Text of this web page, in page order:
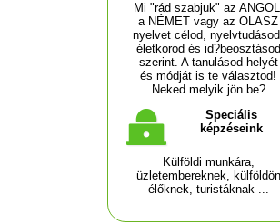
Mi "rád szabjuk" az
a NÉMET vagy az OLASZ
nyelvet célod,
életkorod és id?beosztásod
szerint. A tanulásod helyét
és módját is te választod!
Neked melyik jön be?
Speciális
képzéseink
Külföldi munkára,
üzletembereknek, külföldön
élőknek, turistáknak ...